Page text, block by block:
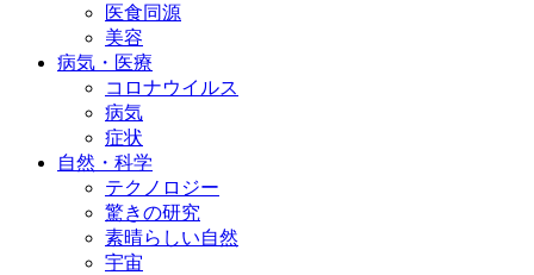
医食同源
美容
病気・医療
コロナウイルス
病気
症状
自然・科学
テクノロジー
驚きの研究
素晴らしい自然
宇宙